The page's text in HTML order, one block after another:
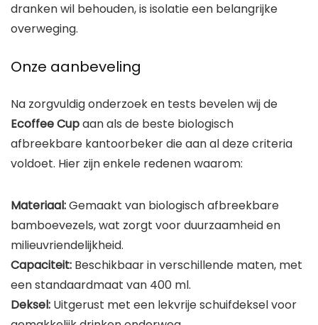
dranken wil behouden, is isolatie een belangrijke
overweging.
Onze aanbeveling
Na zorgvuldig onderzoek en tests bevelen wij de
Ecoffee Cupaan als de beste biologisch
afbreekbare kantoorbeker die aan al deze criteria
voldoet. Hier zijn enkele redenen waarom:
Materiaal:Gemaakt van biologisch afbreekbare
bamboevezels, wat zorgt voor duurzaamheid en
milieuvriendelijkheid.
Capaciteit: Beschikbaar in verschillende maten, met
een standaardmaat van 400 ml.
Deksel: Uitgerust met een lekvrije schuifdeksel voor